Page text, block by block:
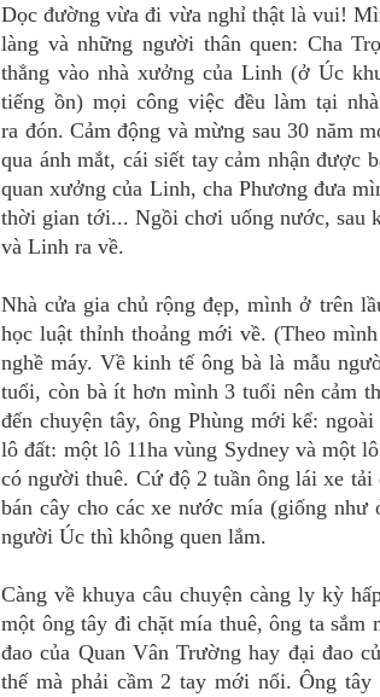
Dọc đường vừa đi vừa nghỉ thật là vui!
làng và những người thân quen: Cha
thẳng vào nhà xưởng của Linh (ở Úc
tiếng ồn) mọi công việc đều làm tại
ra đón. Cảm động và mừng sau 30 năm
qua ánh mắt, cái siết tay cảm nhận được
quan xưởng của Linh, cha Phương đưa
thời gian tới... Ngồi chơi uống nước, sau
và Linh ra về.
Nhà cửa gia chủ rộng đẹp, mình ở trên
học luật thỉnh thoảng mới về. (Theo
nghề máy. Về kinh tế ông bà là mẫu
tuổi, còn bà ít hơn mình 3 tuổi nên cảm
đến chuyện tây, ông Phùng mới kể:
lô đất: một lô 11ha vùng Sydney và một
có người thuê. Cứ độ 2 tuần ông lái xe tải
bán cây cho các xe nước mía (giống
người Úc thì không quen lắm.
Càng về khuya câu chuyện càng ly kỳ
một ông tây đi chặt mía thuê, ông ta
đao của Quan Vân Trường hay đại đao
thế mà phải cầm 2 tay mới nổi. Ông